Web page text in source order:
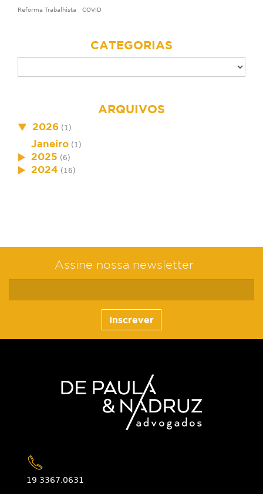
Reforma Trabalhista
COVID
CATEGORIAS
ARQUIVOS
2026 (1)
Janeiro (1)
2025 (6)
2024 (16)
Assine nossa newsletter
Inscrever
19 3367.0631